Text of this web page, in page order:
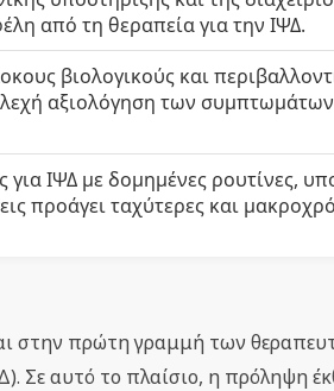
από τη θεραπεία για την ΙΨΔ.
βιολογικούς και
αξιολόγηση των
ΙΨΔ με δομημένες ρουτίνες,
προάγει ταχύτερες και
στην πρώτη γραμμή των
Σε αυτό το πλαίσιο, η πρόληψη